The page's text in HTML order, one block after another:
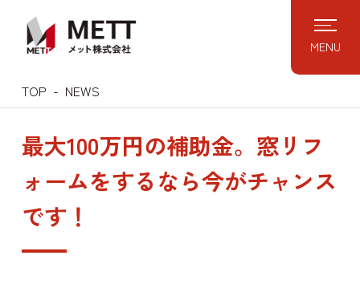
content
MENU
TOP NEWS
最大100万円の補助金。窓リフ
ォームをするなら今がチャンス
です！